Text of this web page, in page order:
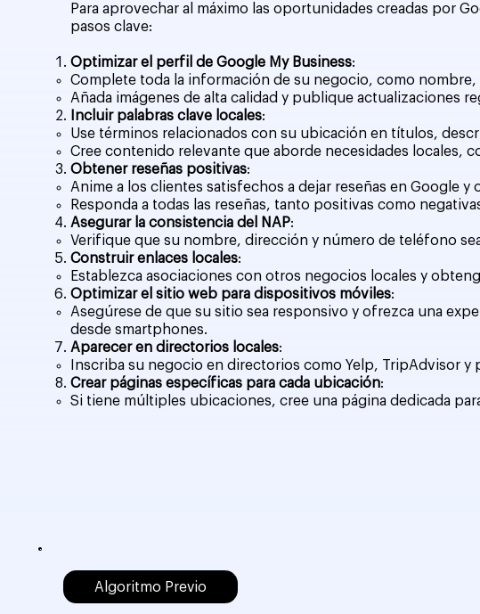
Algoritmo Previo
Para aprovechar al máximo las oportunidades creadas por
pasos clave:
Optimizar el perfil de Google My Business:
Complete toda la información de su negocio, como
Añada imágenes de alta calidad y publique actualizaciones
Incluir palabras clave locales:
Use términos relacionados con su ubicación en títulos,
Cree contenido relevante que aborde necesidades locales,
Obtener reseñas positivas:
Anime a los clientes satisfechos a dejar reseñas en Google y
Responda a todas las reseñas, tanto positivas como
Asegurar la consistencia del NAP:
Verifique que su nombre, dirección y número de teléfono
Construir enlaces locales:
Establezca asociaciones con otros negocios locales y
Optimizar el sitio web para dispositivos móviles:
Asegúrese de que su sitio sea responsivo y ofrezca una
desde smartphones.
Aparecer en directorios locales:
Inscriba su negocio en directorios como Yelp, TripAdvisor
Crear páginas específicas para cada ubicación:
Si tiene múltiples ubicaciones, cree una página dedicada